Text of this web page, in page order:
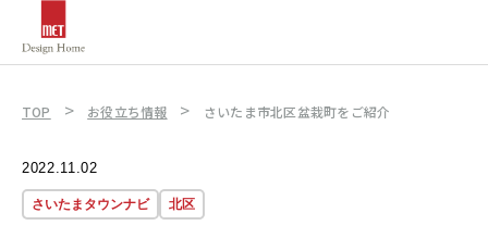
TOP > お役立ち情報 > さいたま市北区盆栽町をご紹介
2022.11.02
さいたまタウンナビ 北区